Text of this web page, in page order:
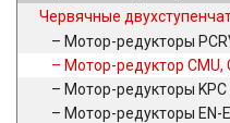
Червячные
Мотор-редукторы
Мотор-редуктор CMU,
Мотор-редукторы KPC
Мотор-редукторы EN-